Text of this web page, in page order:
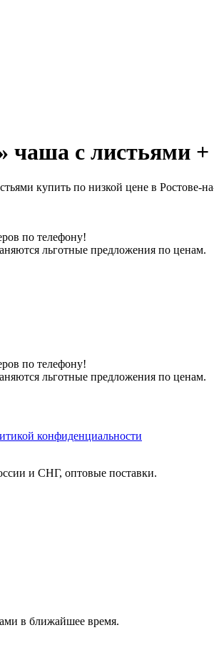
чаша с листьями
купить по низкой цене в
по телефону!
льготные предложения по ценам.
по телефону!
льготные предложения по ценам.
конфиденциальности
и СНГ, оптовые поставки.
в ближайшее время.